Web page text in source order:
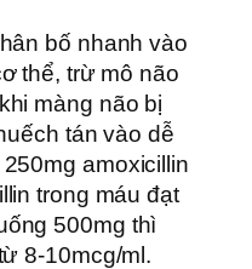
bố nhanh vào
thể, trừ mô não
màng não bị
tán vào dễ
amoxicillin
trong máu đạt
500mg thì
8-10mcg/ml.